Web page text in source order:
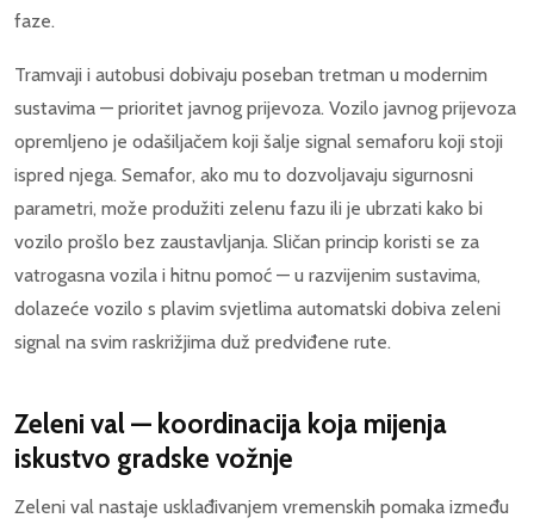
faze.
Tramvaji i autobusi dobivaju poseban tretman u modernim
sustavima — prioritet javnog prijevoza. Vozilo javnog prijevoza
opremljeno je odašiljačem koji šalje signal semaforu koji stoji
ispred njega. Semafor, ako mu to dozvoljavaju sigurnosni
parametri, može produžiti zelenu fazu ili je ubrzati kako bi
vozilo prošlo bez zaustavljanja. Sličan princip koristi se za
vatrogasna vozila i hitnu pomoć — u razvijenim sustavima,
dolazeće vozilo s plavim svjetlima automatski dobiva zeleni
signal na svim raskrižjima duž predviđene rute.
Zeleni val — koordinacija koja mijenja
iskustvo gradske vožnje
Zeleni val nastaje usklađivanjem vremenskih pomaka između